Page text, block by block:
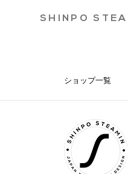
S H I N P O S T E A
ショップ一覧